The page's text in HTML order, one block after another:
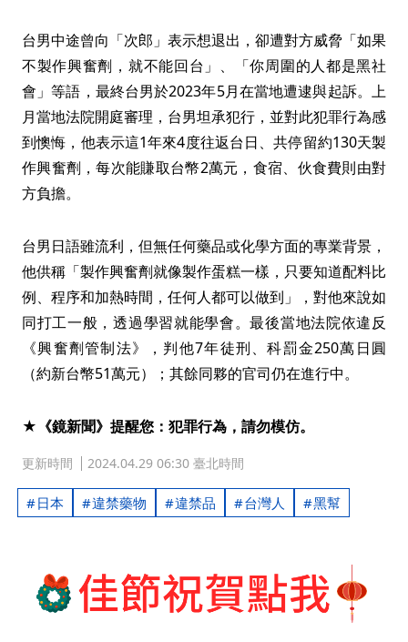
台男中途曾向「次郎」表示想退出，卻遭對方威脅「如果
不製作興奮劑，就不能回台」、「你周圍的人都是黑社
會」等語，最終台男於2023年5月在當地遭逮與起訴。上
月當地法院開庭審理，台男坦承犯行，並對此犯罪行為感
到懊悔，他表示這1年來4度往返台日、共停留約130天製
作興奮劑，每次能賺取台幣2萬元，食宿、伙食費則由對
方負擔。
台男日語雖流利，但無任何藥品或化學方面的專業背景，
他供稱「製作興奮劑就像製作蛋糕一樣，只要知道配料比
例、程序和加熱時間，任何人都可以做到」，對他來說如
同打工一般，透過學習就能學會。最後當地法院依違反
《興奮劑管制法》，判他7年徒刑、科罰金250萬日圓
（約新台幣51萬元）；其餘同夥的官司仍在進行中。
★《鏡新聞》提醒您：犯罪行為，請勿模仿。
更新時間 2024.04.29 06:30 臺北時間
日本 違禁藥物 違禁品 台灣人 黑幫